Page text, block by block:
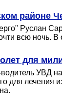
районе
Руслан
всю ночь.
для
УВД
для лечения